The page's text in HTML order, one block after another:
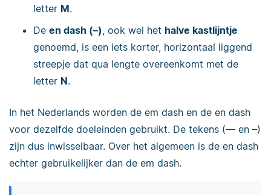
letter M.
De en dash (–) , ook wel het halve kastlijntje
genoemd, is een iets korter, horizontaal liggend
streepje dat qua lengte overeenkomt met de
letter N.
In het Nederlands worden de em dash en de en dash
voor dezelfde doeleinden gebruikt. De tekens (— en –)
zijn dus inwisselbaar. Over het algemeen is de en dash
echter gebruikelijker dan de em dash.